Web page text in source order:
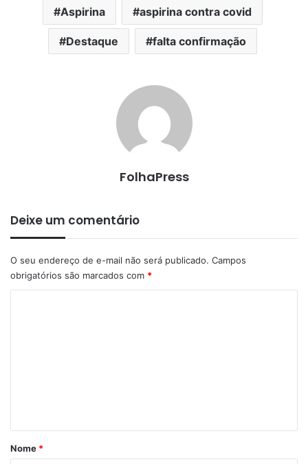
Aspirina aspirina contra covid
Destaque falta confirmação
FolhaPress
Deixe um comentário
O seu endereço de e-mail não será publicado. Campos
obrigatórios são marcados com *
rNome *